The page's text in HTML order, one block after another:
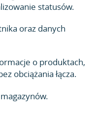
statusów.
oraz danych
o produktach,
obciążania łącza.